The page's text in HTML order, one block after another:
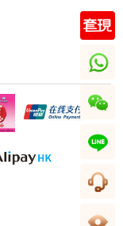
whatsapp